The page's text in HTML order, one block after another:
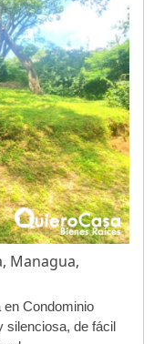
Managua,
en Condominio
silenciosa, de fácil